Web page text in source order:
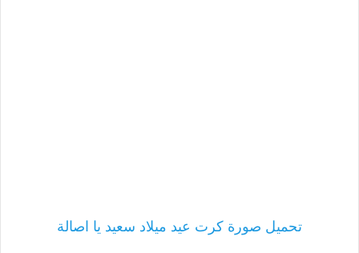
تحميل صورة كرت عيد ميلاد سعيد يا اصالة